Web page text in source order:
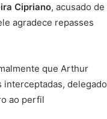
Cipriano, acusado de
agradece repasses
que Arthur
interceptadas, delegado
ao perfil